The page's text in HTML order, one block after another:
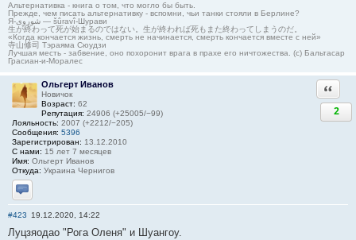
Альтернативка - книга о том, что могло бы быть.
Прежде, чем писать альтернативку - вспомни, чьи танки стояли в Берлине?
Я-شوروی — šûravî-Шурави
生が終わって死が始まるのではない。生が終われば死もまた終わってしまうのだ。
«Когда кончается жизнь, смерть не начинается, смерть кончается вместе с ней»
寺山修司 Тэраяма Сюудзи
Лучшая месть - забвение, оно похоронит врага в прахе его ничтожества. (с) Бальтасар
Грасиан-и-Моралес
Ольгерт Иванов
Новичок
Возраст: 62
Репутация: 24906 (+25005/−99)
Лояльность: 2007 (+2212/−205)
Сообщения: 5396
Зарегистрирован: 13.12.2010
С нами: 15 лет 7 месяцев
Имя: Ольгерт Иванов
Откуда: Украина Чернигов
Отправить личное сообщение
2
#423 19.12.2020, 14:22
Луцзяодао "Рога Оленя" и Шуангоу.